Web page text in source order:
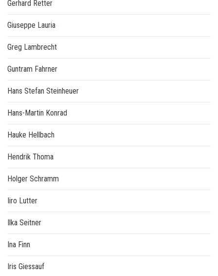
Gerhard Retter
Giuseppe Lauria
Greg Lambrecht
Guntram Fahrner
Hans Stefan Steinheuer
Hans-Martin Konrad
Hauke Hellbach
Hendrik Thoma
Holger Schramm
Iiro Lutter
Ilka Seitner
Ina Finn
Iris Giessauf